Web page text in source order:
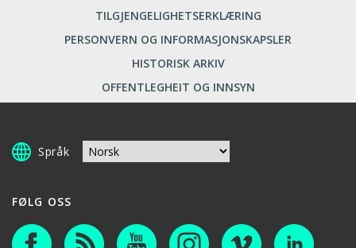
TILGJENGELIGHETSERKLÆRING
PERSONVERN OG INFORMASJONSKAPSLER
HISTORISK ARKIV
OFFENTLEGHEIT OG INNSYN
Språk
FØLG OSS